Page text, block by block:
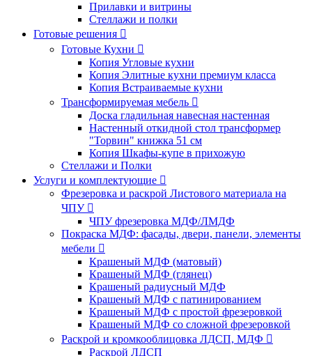
Прилавки и витрины
Стеллажи и полки
Готовые решения
Готовые Кухни
Копия Угловые кухни
Копия Элитные кухни премиум класса
Копия Встраиваемые кухни
Трансформируемая мебель
Доска гладильная навесная настенная
Настенный откидной стол трансформер
"Торвин" книжка 51 см
Копия Шкафы-купе в прихожую
Стеллажи и Полки
Услуги и комплектующие
Фрезеровка и раскрой Листового материала на
ЧПУ
ЧПУ фрезеровка МДФ/ЛМДФ
Покраска МДФ: фасады, двери, панели, элементы
мебели
Крашеный МДФ (матовый)
Крашеный МДФ (глянец)
Крашеный радиусный МДФ
Крашеный МДФ с патинированием
Крашеный МДФ с простой фрезеровкой
Крашеный МДФ со сложной фрезеровкой
Раскрой и кромкооблицовка ЛДСП, МДФ
Раскрой ЛДСП